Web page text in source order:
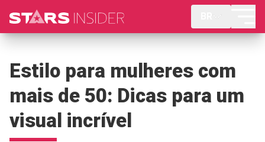
Estilo para mulheres com
mais de 50: Dicas para um
visual incrível